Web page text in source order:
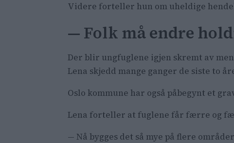
Videre forteller hun om uheldige
— Folk må endre
Der blir ungfuglene igjen skremt av
Lena skjedd mange ganger de siste to
Oslo kommune har også påbegynt et
Lena forteller at fuglene får færre og
— Nå bygges det så mye på flere